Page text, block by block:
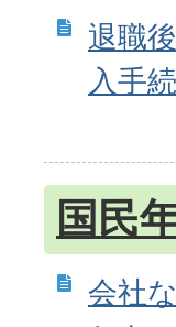
退職
入手
国民
会社